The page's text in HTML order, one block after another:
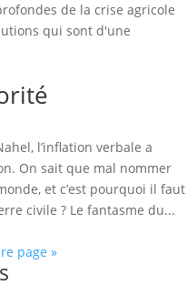
de la crise agricole
qui sont d'une
l’inflation verbale a
On sait que mal nommer
et c’est pourquoi il faut
civile ? Le fantasme du...
page »